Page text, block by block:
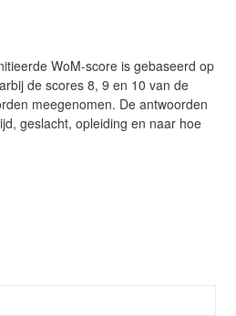
WoM-score is gebaseerd op
de scores 8, 9 en 10 van de
meegenomen. De antwoorden
geslacht, opleiding en naar hoe